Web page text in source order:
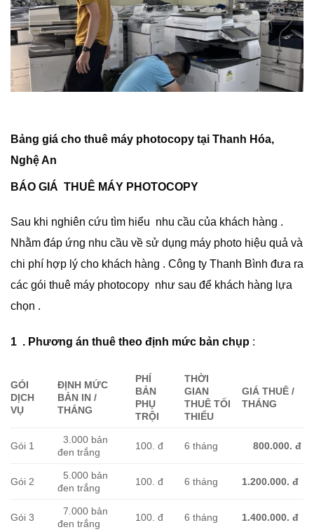
Bảng giá cho thuê máy photocopy tại Thanh Hóa,
Nghệ An
BÁO GIÁ THUÊ MÁY PHOTOCOPY
Sau khi nghiên cứu tìm hiểu nhu cầu của khách hàng .
Nhằm đáp ứng nhu cầu về sử dụng máy photo hiệu quả và
chi phí hợp lý cho khách hàng . Công ty Thanh Bình đưa ra
các gói thuê máy photocopy như sau để khách hàng lựa
chọn .
1 . Phương án thuê theo định mức bản chụp :
GÓI
DỊCH
VỤ
ĐỊNH MỨC
BẢN IN /
THÁNG
PHÍ
BẢN
PHỤ
TRỘI
THỜI
GIAN
THUÊ TỐI
THIỂU
GIÁ THUÊ /
THÁNG
Gói 1
3.000 bản
đen trắng
100. đ 6 tháng 800.000.đ
Gói 2
5.000 bản
đen trắng
100. đ 6 tháng 1.200.000.đ
Gói 3
7.000 bản
đen trắng
100. đ 6 tháng 1.400.000. đ